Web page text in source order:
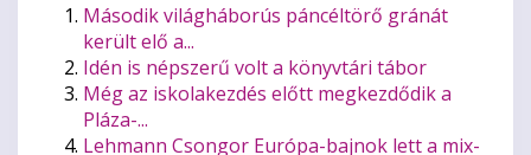
Második világháborús páncéltörő gránát
került elő a...
Idén is népszerű volt a könyvtári tábor
Még az iskolakezdés előtt megkezdődik a
Pláza-...
Lehmann Csongor Európa-bajnok lett a mix-